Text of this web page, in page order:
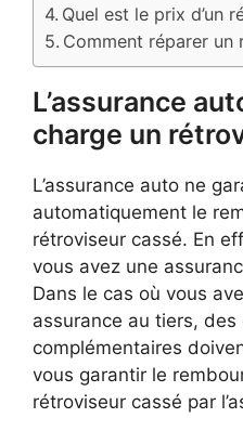
Quel est le prix d’un
Comment réparer un
L’assurance
charge un
L’assurance auto ne
automatiquement le
rétroviseur cassé. En
vous avez une
Dans le cas où vous
assurance au tiers, des
complémentaires
vous garantir le
rétroviseur cassé par